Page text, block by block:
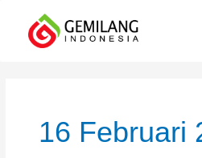
konten
16 Februari